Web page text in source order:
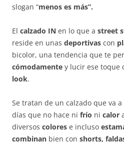
slogan “menos es más”.
El calzado IN en lo que a street
reside en unas deportivas con
bicolor, una tendencia que te
cómodamente y lucir ese toque
look.
Se tratan de un calzado que va
días que no hace ni frío ni calor
diversos colores e incluso
combinan bien con shorts,